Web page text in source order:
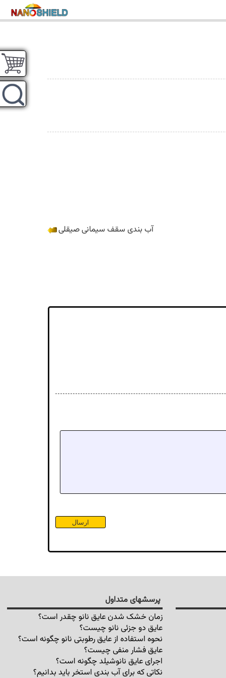
آب بندی سقف سیمانی صیقلی
پرسشهای متداول
زمان خشک شدن عایق نانو چقدر است؟
عایق دو جزئی نانو چیست؟
نحوه استفاده از عایق رطوبتی نانو چگونه است؟
عایق فشار منفی چیست؟
اجرای عایق نانوشیلد چگونه است؟
نکاتی که برای آب بندی استخر باید بدانیم؟